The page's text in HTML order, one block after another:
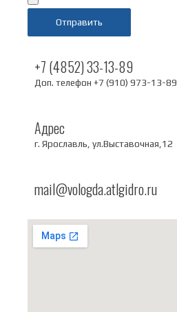
Отправить
+7 (4852) 33-13-89
Доп. телефон +7 (910) 973-13-89
Адрес
г. Ярославль, ул.Выставочная,12
mail@vologda.atlgidro.ru